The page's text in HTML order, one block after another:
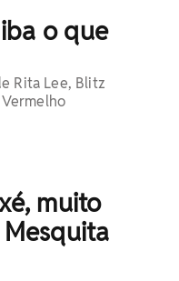
o que
Rita Lee, Blitz
muito